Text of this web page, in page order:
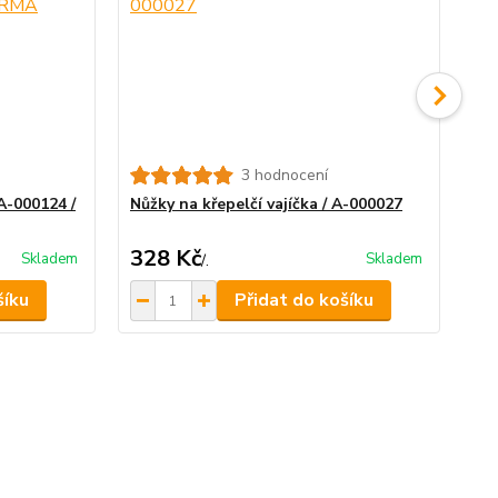
000124 /
Skladem
3 hodnocení
Nůžky na křepelčí vajíčka / A-000027
328 Kč/. Skladem
Přidat do košíku